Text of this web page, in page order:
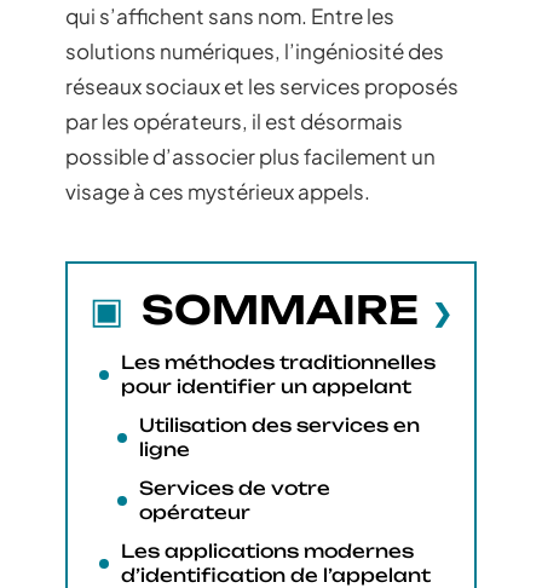
qui s’affichent sans nom. Entre les
solutions numériques, l’ingéniosité des
réseaux sociaux et les services proposés
par les opérateurs, il est désormais
possible d’associer plus facilement un
visage à ces mystérieux appels.
SOMMAIRE
Les méthodes traditionnelles
pour identifier un appelant
Utilisation des services en
ligne
Services de votre
opérateur
Les applications modernes
d’identification de l’appelant